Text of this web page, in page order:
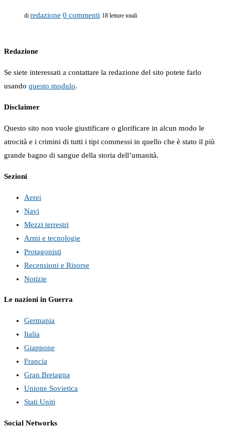
di redazione 0 commenti 18 letture totali
Redazione
Se siete interessati a contattare la redazione del sito potete farlo
usando questo modulo.
Disclaimer
Questo sito non vuole giustificare o glorificare in alcun modo le
atrocità e i crimini di tutti i tipi commessi in quello che è stato il più
grande bagno di sangue della storia dell’umanità.
Sezioni
Aerei
Navi
Mezzi terrestri
Armi e tecnologie
Protagonisti
Recensioni e Risorse
Notizie
Le nazioni in Guerra
Germania
Italia
Giappone
Francia
Gran Bretagna
Unione Sovietica
Stati Uniti
Social Networks